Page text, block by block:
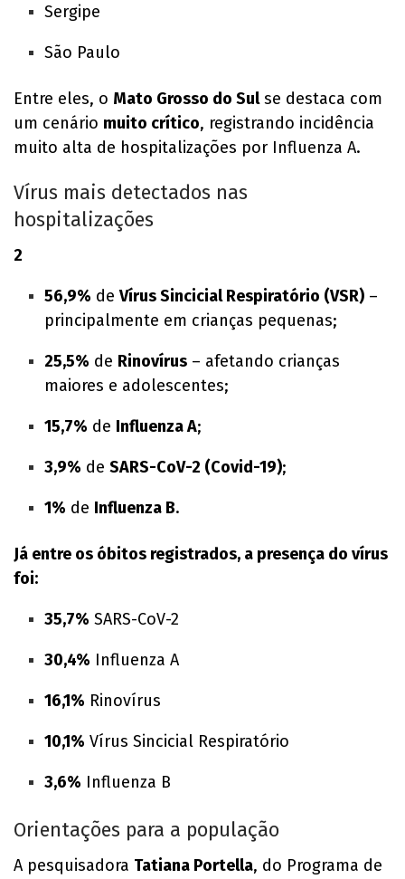
Sergipe
São Paulo
Entre eles, o Mato Grosso do Sulse destaca com
um cenário muito crítico, registrando incidência
muito alta de hospitalizações por Influenza A.
Vírus mais detectados nas
hospitalizações
2
56,9% deVírus Sincicial Respiratório (VSR) –
principalmente em crianças pequenas;
25,5% de Rinovírus – afetando crianças
maiores e adolescentes;
15,7% de Influenza A;
3,9% deSARS-CoV-2 (Covid-19);
1% de Influenza B.
Já entre os óbitos registrados, a presença do vírus
foi:
35,7% SARS-CoV-2
30,4% Influenza A
16,1% Rinovírus
10,1% Vírus Sincicial Respiratório
3,6% Influenza B
Orientações para a população
A pesquisadora Tatiana Portella, do Programa de